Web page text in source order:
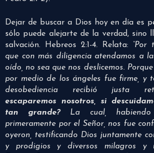
Dejar de buscar a Dios hoy en día es
sólo puede alejarte de la verdad, sino
salvación. Hebreos 2:1-4. Relata: “Por
que con más diligencia atendamos a
oído, no sea que nos deslicemos.
por medio de los ángeles fue firme, y
desobediencia recibió justa
escaparemos nosotros, si
tan grande? La cual,
primeramente por el Señor, nos fue
oyeron, testificando Dios juntamente
y prodigios y diversos milagros y